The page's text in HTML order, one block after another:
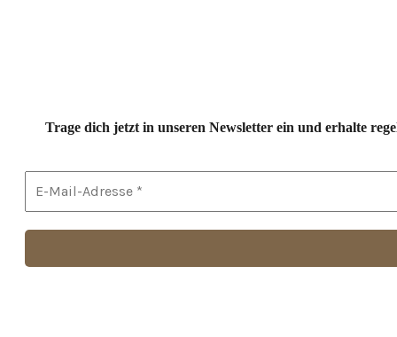
Trage dich jetzt in unseren Newsletter ein und erhalte